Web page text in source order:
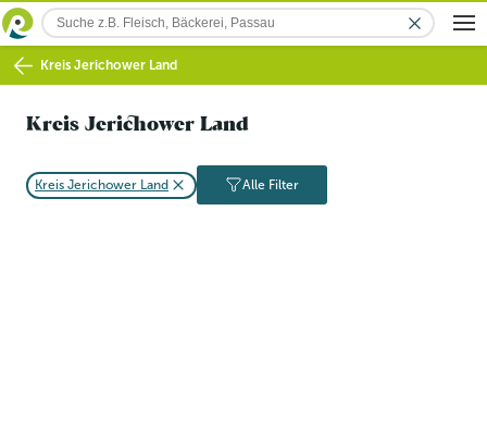
Kreis Jerichower Land
Kreis Jerichower Land
Kreis Jerichower Land Alle Filter